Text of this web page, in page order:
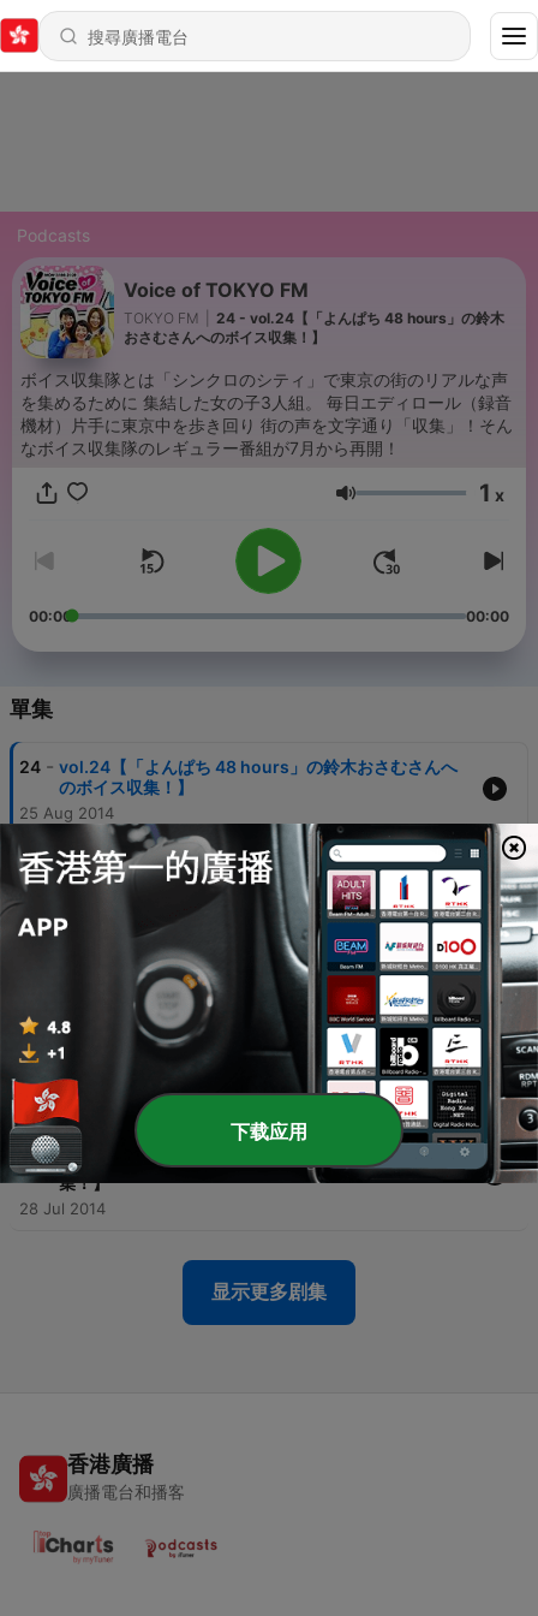
Podcasts
Voice of TOKYO FM
TOKYO FM
24 - vol.24【「よんぱち 48 hours」の鈴木
おさむさんへのボイス収集！】
ボイス収集隊とは「シンクロのシティ」で東京の街のリアルな声
を集めるために 集結した女の子3人組。 毎日エディロール（録音
機材）片手に東京中を歩き回り 街の声を文字通り「収集」！そん
なボイス収集隊のレギュラー番組が7月から再開！
音量 1 x
00:00 00:00
單集
24 - vol.24【「よんぱち 48 hours」の鈴木おさむさんへ
のボイス収集！】
25 Aug 2014
23 - vol.23【初、2回目の登場！ジョージウィリアムズさ
んへのボイス収集！】
vol.22【｢キューピー・ハート・オブ・サンデー｣新パ
ーソナリティMay J.さんへのボイス収集！】
21 - vol.21【「HAPPINESS × happiness」の小宮山雄飛
さんと田中美保さんへのボイス収集！】
05 Aug 2014
20 - vol.20【毎週土曜朝8時放送の「Docomo Love
Family」のジョージ・ウィリアムズさんへのボイス収
集！】
28 Jul 2014
显示更多剧集
香港廣播
廣播電台和播客
下载应用